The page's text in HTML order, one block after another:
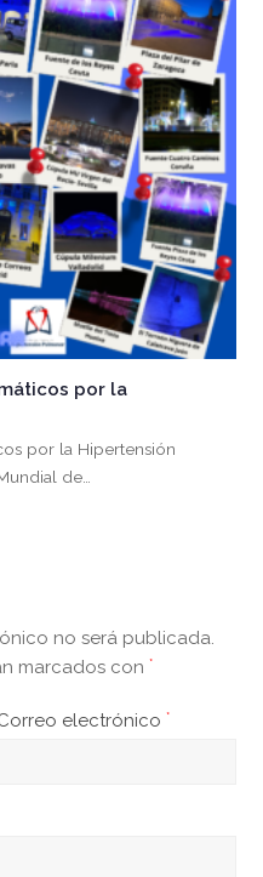
por la
por la Hipertensión
de…
no será publicada.
marcados con*
electrónico*